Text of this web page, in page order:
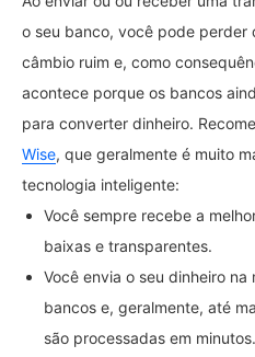
o seu banco, você pode perder
câmbio ruim e, como
acontece porque os bancos
para converter dinheiro.
Wise, que geralmente é muito
tecnologia inteligente:
Você sempre recebe a
baixas e transparentes.
Você envia o seu dinheiro
bancos e, geralmente, até
são processadas em minutos.